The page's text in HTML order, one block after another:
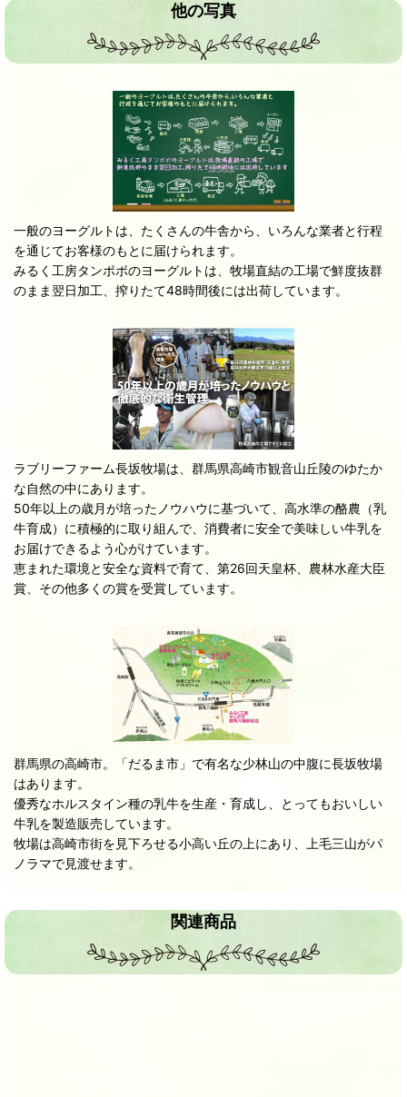
他の写真
一般のヨーグルトは、たくさんの牛舎から、いろんな業者と行程
を通じてお客様のもとに届けられます。
みるく工房タンポポのヨーグルトは、牧場直結の工場で鮮度抜群
のまま翌日加工、搾りたて48時間後には出荷しています。
ラブリーファーム長坂牧場は、群馬県高崎市観音山丘陵のゆたか
な自然の中にあります。
50年以上の歳月が培ったノウハウに基づいて、高水準の酪農（乳
牛育成）に積極的に取り組んで、消費者に安全で美味しい牛乳を
お届けできるよう心がけています。
恵まれた環境と安全な資料で育て、第26回天皇杯、農林水産大臣
賞、その他多くの賞を受賞しています。
群馬県の高崎市。「だるま市」で有名な少林山の中腹に長坂牧場
はあります。
優秀なホルスタイン種の乳牛を生産・育成し、とってもおいしい
牛乳を製造販売しています。
牧場は高崎市街を見下ろせる小高い丘の上にあり、上毛三山がパ
ノラマで見渡せます。
関連商品